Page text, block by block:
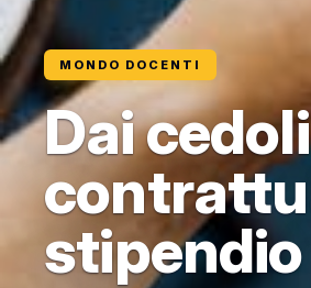
MONDO DOCENTI
Dai